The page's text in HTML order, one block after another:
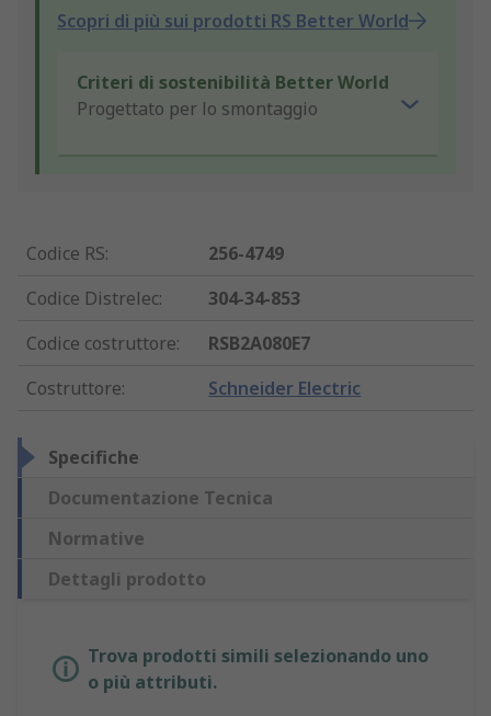
Scopri di più sui prodotti RS Better World
Criteri di sostenibilità Better World
Progettato per lo smontaggio
Codice RS:
256-4749
Codice Distrelec:
304-34-853
Codice costruttore:
RSB2A080E7
Costruttore: Schneider Electric
Specifiche
Documentazione Tecnica
Normative
Dettagli prodotto
Trova prodotti simili selezionando uno
o più attributi.